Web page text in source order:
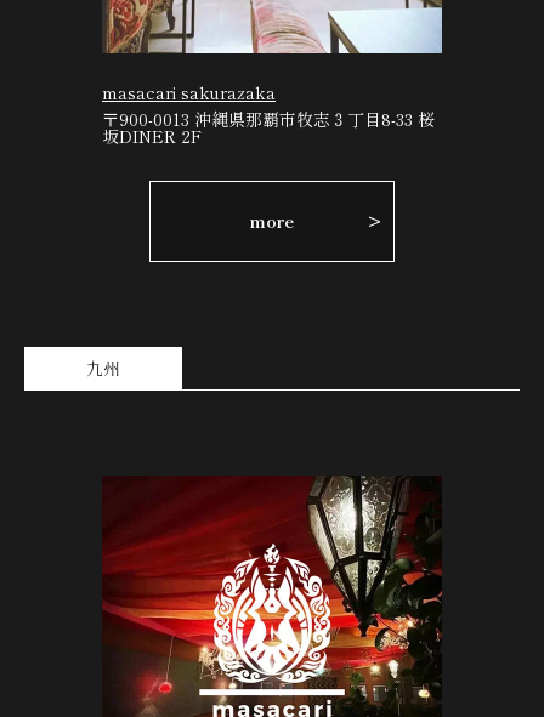
masacari sakurazaka
〒900-0013 沖縄県那覇市牧志３丁目8-33 桜
坂DINER 2F
more
九州